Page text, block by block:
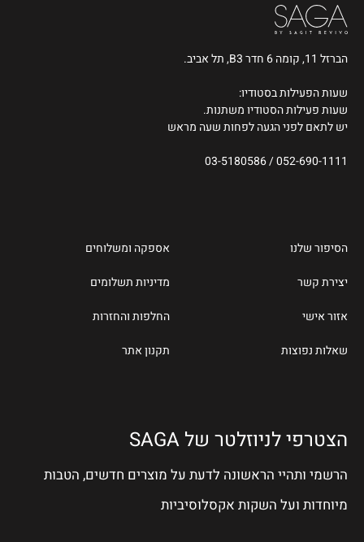
הברזל 11, קומה 6 חדר B3, תל אביב.
שעות הפעילות בסטודיו:
שעות פעילות הסטודיו משתנות.
יש לתאם לפני הגעה לפחות שעה מראש
052-690-1111
/
03-5180586
הסיפור שלנו
יצירת קשר
אזור אישי
שאלות נפוצות
אספקה ומשלוחים
מדיניות תשלומים
החלפות והחזרות
תקנון אתר
הצטרפי לניוזלטר של SAGA
הרשמי ותהיי הראשונה לדעת על מוצרים חדשים, הטבות
מיוחדות ועל השקות אקסלוסיביות